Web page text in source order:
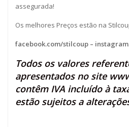
assegurada!
Os melhores Preços estão na
facebook.com/stilcoup –
Todos os valores
apresentados no site
contêm IVA incluído à
estão sujeitos a